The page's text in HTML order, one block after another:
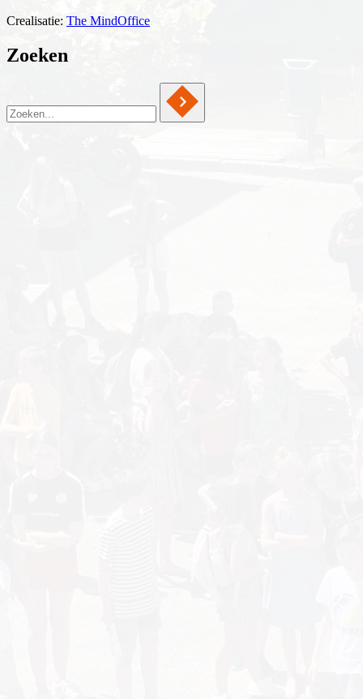
Crealisatie: The MindOffice
Zoeken